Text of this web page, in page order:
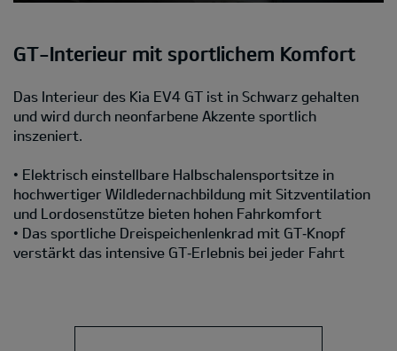
GT-Interieur mit sportlichem Komfort
Das Interieur des Kia EV4 GT ist in Schwarz gehalten
und wird durch neonfarbene Akzente sportlich
inszeniert.
• Elektrisch einstellbare Halbschalensportsitze in
hochwertiger Wildledernachbildung mit Sitzventilation
und Lordosenstütze bieten hohen Fahrkomfort
• Das sportliche Dreispeichenlenkrad mit GT‑Knopf
verstärkt das intensive GT‑Erlebnis bei jeder Fahrt